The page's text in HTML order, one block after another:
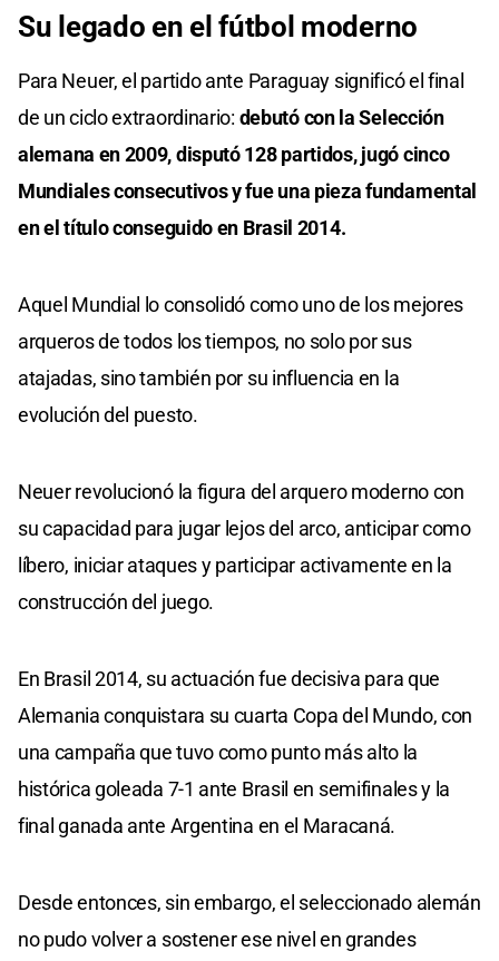
Su legado en el fútbol moderno
Para Neuer, el partido ante Paraguay significó el final
de un ciclo extraordinario: debutó con la Selección
alemana en 2009, disputó 128 partidos, jugó cinco
Mundiales consecutivos y fue una pieza fundamental
en el título conseguido en Brasil 2014.
Aquel Mundial lo consolidó como uno de los mejores
arqueros de todos los tiempos, no solo por sus
atajadas, sino también por su influencia en la
evolución del puesto.
Neuer revolucionó la figura del arquero moderno con
su capacidad para jugar lejos del arco, anticipar como
líbero, iniciar ataques y participar activamente en la
construcción del juego.
En Brasil 2014, su actuación fue decisiva para que
Alemania conquistara su cuarta Copa del Mundo, con
una campaña que tuvo como punto más alto la
histórica goleada 7-1 ante Brasil en semifinales y la
final ganada ante Argentina en el Maracaná.
Desde entonces, sin embargo, el seleccionado alemán
no pudo volver a sostener ese nivel en grandes